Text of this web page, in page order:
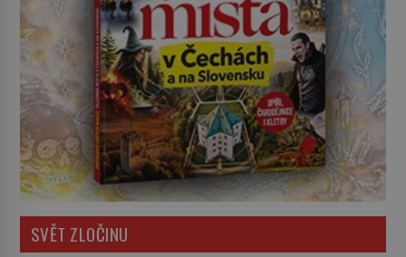
SVĚT ZLOČINU